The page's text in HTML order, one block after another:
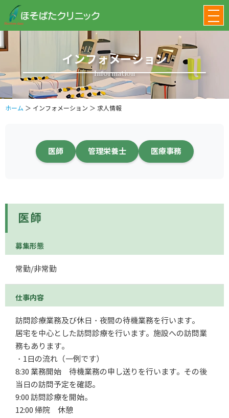
インフォメーション
Information
ホーム ＞ インフォメーション ＞ 求人情報
医師 管理栄養士 医療事務
医師
募集形態
常勤/非常勤
仕事内容
訪問診療業務及び休日・夜間の待機業務を行います。
居宅を中心とした訪問診療を行います。施設への訪問業
務もあります。
・1日の流れ（一例です）
8:30 業務開始 待機業務の申し送りを行います。その後
当日の訪問予定を確認。
9:00 訪問診療を開始。
12:00 帰院 休憩